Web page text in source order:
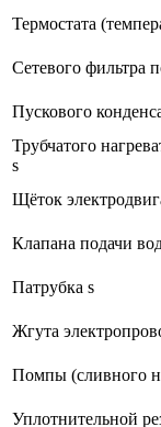
Термостата
Сетевого фильтра
Пускового
Трубчатого
s
Щёток
Клапана подачи
Патрубка s
Жгута
Помпы (сливного
Уплотнительной